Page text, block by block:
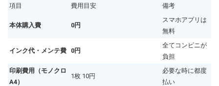
項目 費用目安 備考
本体購入費 0円
スマホアプリは
無料
インク代・メンテ費 0円
全てコンビニが
負担
印刷費用（モノクロ
A4）
1枚 10円
必要な時に都度
払い